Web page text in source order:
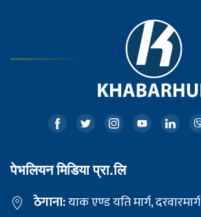
पेभलियन मिडिया प्रा.लि
ठेगाना:याक एण्ड यति मार्ग, दरवारमार्ग